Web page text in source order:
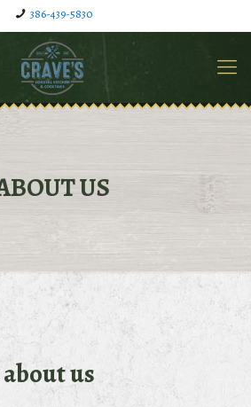
386-439-5830
US
us